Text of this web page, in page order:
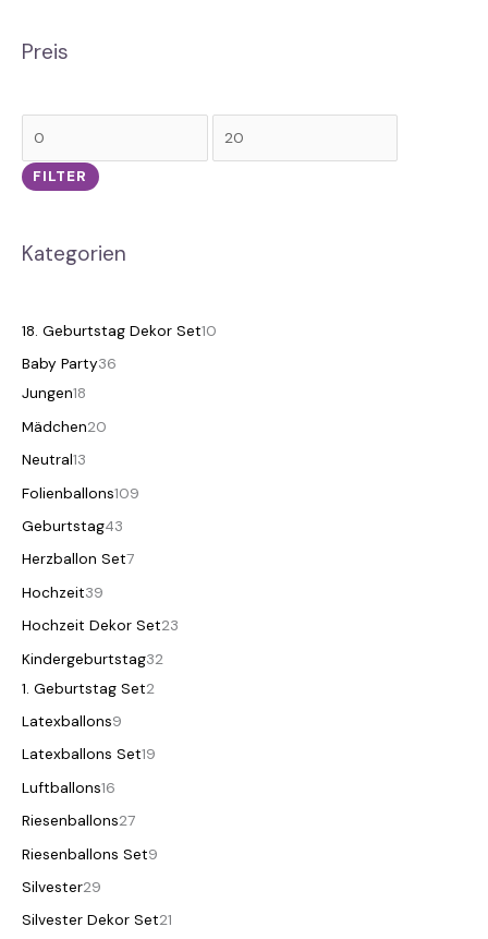
Preis
FILTER
Kategorien
18. Geburtstag Dekor Set10
Baby Party36
Jungen18
Mädchen20
Neutral13
Folienballons109
Geburtstag43
Herzballon Set7
Hochzeit39
Hochzeit Dekor Set23
Kindergeburtstag32
1. Geburtstag Set2
Latexballons9
Latexballons Set19
Luftballons16
Riesenballons27
Riesenballons Set9
Silvester29
Silvester Dekor Set21